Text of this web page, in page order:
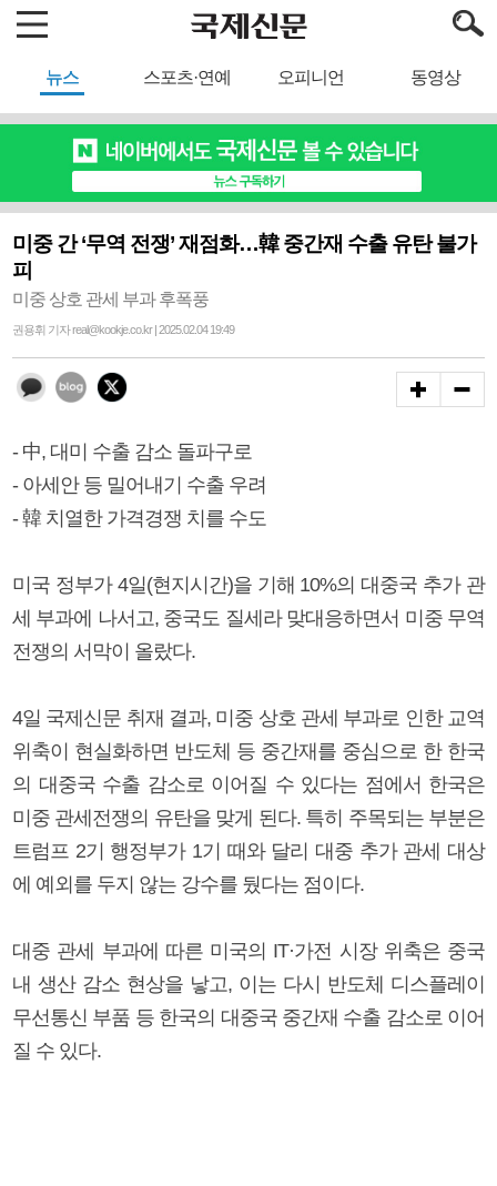
뉴스 스포츠·연예 오피니언 동영상
미중 간 ‘무역 전쟁’ 재점화…韓 중간재 수출 유탄 불가
피
미중 상호 관세 부과 후폭풍
권용휘 기자 real@kookje.co.kr | 2025.02.04 19:49
- 中, 대미 수출 감소 돌파구로
- 아세안 등 밀어내기 수출 우려
- 韓 치열한 가격경쟁 치를 수도
미국 정부가 4일(현지시간)을 기해 10%의 대중국 추가 관
세 부과에 나서고, 중국도 질세라 맞대응하면서 미중 무역
전쟁의 서막이 올랐다.
4일 국제신문 취재 결과, 미중 상호 관세 부과로 인한 교역
위축이 현실화하면 반도체 등 중간재를 중심으로 한 한국
의 대중국 수출 감소로 이어질 수 있다는 점에서 한국은
미중 관세전쟁의 유탄을 맞게 된다. 특히 주목되는 부분은
트럼프 2기 행정부가 1기 때와 달리 대중 추가 관세 대상
에 예외를 두지 않는 강수를 뒀다는 점이다.
대중 관세 부과에 따른 미국의 IT·가전 시장 위축은 중국
내 생산 감소 현상을 낳고, 이는 다시 반도체 디스플레이
무선통신 부품 등 한국의 대중국 중간재 수출 감소로 이어
질 수 있다.